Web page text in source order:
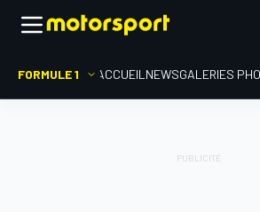
FORMULE 1 ACCUEIL NEWSGALERIES